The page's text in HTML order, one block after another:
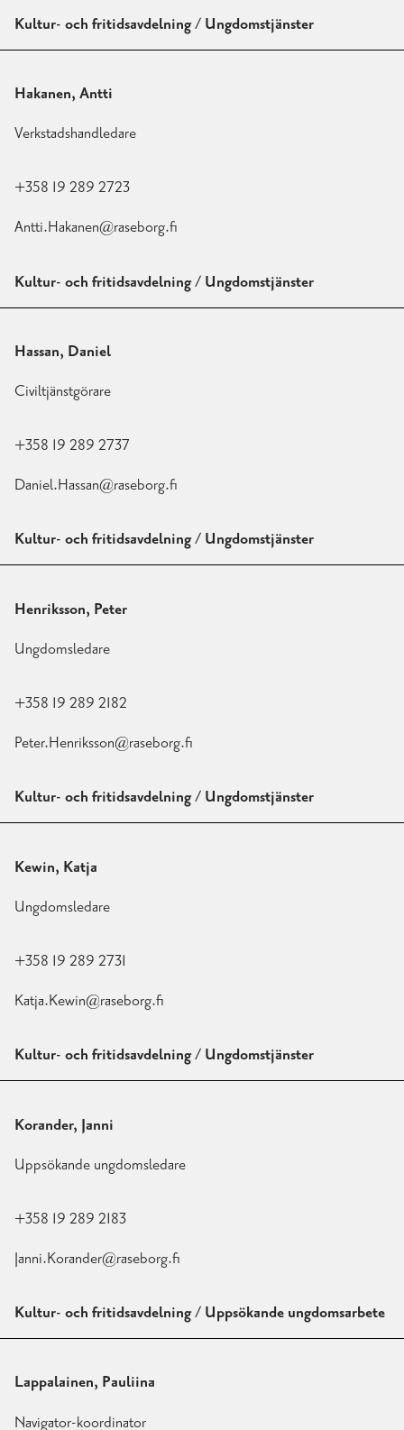
Kultur- och fritidsavdelning / Ungdomstjänster
Hakanen, Antti
Verkstadshandledare
+358 19 289 2723
Antti.Hakanen@raseborg.fi
Kultur- och fritidsavdelning / Ungdomstjänster
Hassan, Daniel
Civiltjänstgörare
+358 19 289 2737
Daniel.Hassan@raseborg.fi
Kultur- och fritidsavdelning / Ungdomstjänster
Henriksson, Peter
Ungdomsledare
+358 19 289 2182
Peter.Henriksson@raseborg.fi
Kultur- och fritidsavdelning / Ungdomstjänster
Kewin, Katja
Ungdomsledare
+358 19 289 2731
Katja.Kewin@raseborg.fi
Kultur- och fritidsavdelning / Ungdomstjänster
Korander, Janni
Uppsökande ungdomsledare
+358 19 289 2183
Janni.Korander@raseborg.fi
Kultur- och fritidsavdelning / Uppsökande ungdomsarbete
Lappalainen, Pauliina
Navigator-koordinator